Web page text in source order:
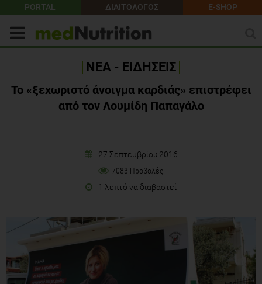
PORTAL ΔΙΑΙΤΟΛΟΓΟΣ E-SHOP
ΝΕΑ - ΕΙΔΗΣΕΙΣ
Το «ξεχωριστό άνοιγμα καρδιάς» επιστρέφει
από τον Λουμίδη Παπαγάλο
27 Σεπτεμβρίου 2016
7083 Προβολές
1 λεπτό να διαβαστεί